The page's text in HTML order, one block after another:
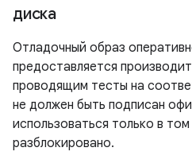
диска
Отладочный образ
предоставляется
проводящим тесты на
не должен быть подписан
использоваться только в
разблокировано.